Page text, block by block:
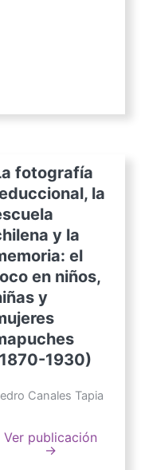
fotografía
la
y la
el
en niños,
y
1930)
Canales Tapia
Ver publicación
→